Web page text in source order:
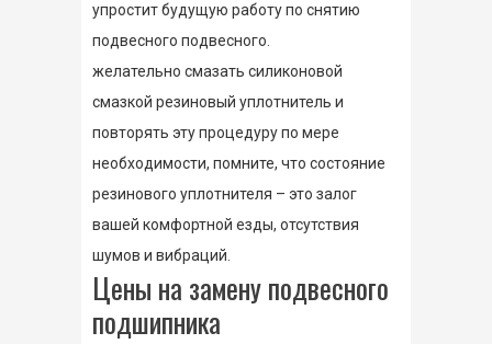
упростит будущую работу по снятию
подвесного подвесного.
желательно смазать силиконовой
смазкой резиновый уплотнитель и
повторять эту процедуру по мере
необходимости, помните, что состояние
резинового уплотнителя – это залог
вашей комфортной езды, отсутствия
шумов и вибраций.
Цены на замену подвесного
подшипника